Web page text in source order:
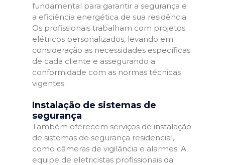
fundamental para garantir a segurança e
a eficiência energética de sua residência.
Os profissionais trabalham com projetos
elétricos personalizados, levando em
consideração as necessidades específicas
de cada cliente e assegurando a
conformidade com as normas técnicas
vigentes.
Instalação de sistemas de
segurança
Também oferecem serviços de instalação
de sistemas de segurança residencial,
como câmeras de vigilância e alarmes. A
equipe de eletricistas profissionais da